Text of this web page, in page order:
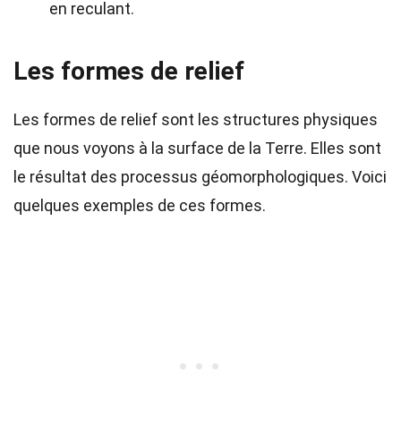
en reculant.
Les formes de relief
Les formes de relief sont les structures physiques
que nous voyons à la surface de la Terre. Elles sont
le résultat des processus géomorphologiques. Voici
quelques exemples de ces formes.